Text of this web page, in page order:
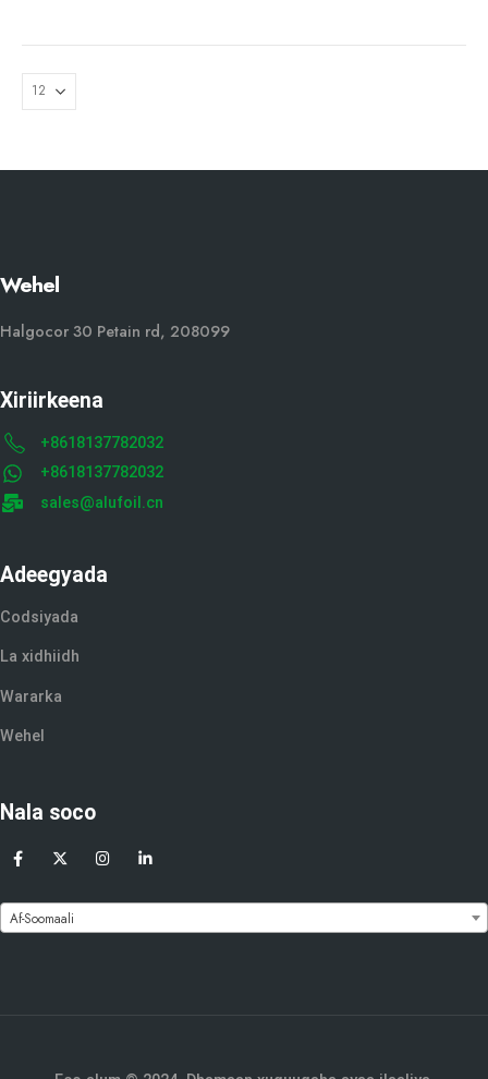
Wehel
Halgocor 30 Petain rd, 208099
Xiriirkeena
+8618137782032
+8618137782032
sales@alufoil.cn
Adeegyada
Codsiyada
La xidhiidh
Wararka
Wehel
Nala soco
Af-Soomaali